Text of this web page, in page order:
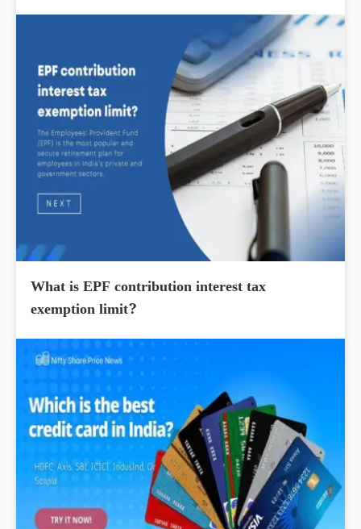
What is EPF contribution interest tax
exemption limit?